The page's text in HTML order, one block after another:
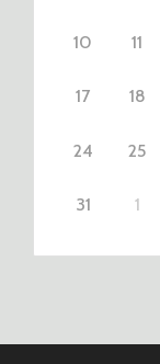
10 11
17 18
24 25
31 1